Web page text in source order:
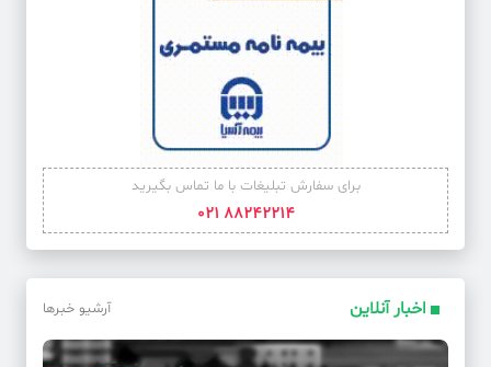
برای سفارش تبلیغات با ما تماس بگیرید
88242214 021
اخبار آنلاین آرشیو خبرها